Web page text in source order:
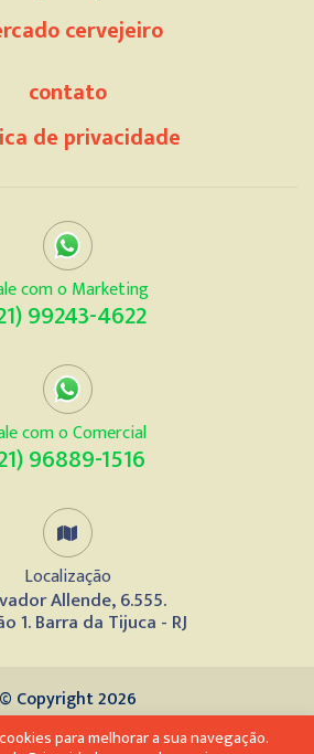
cervejeiro
contato
de privacidade
com o Marketing
99243-4622
com o Comercial
96889-1516
Localização
Allende, 6.555.
1. Barra da Tijuca - RJ
© Copyright 2026
para melhorar a sua navegação.